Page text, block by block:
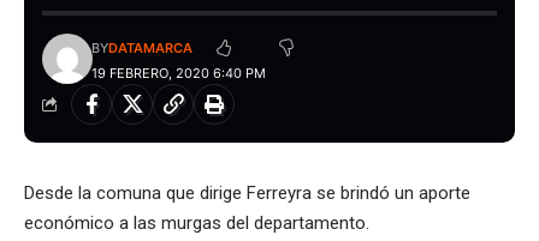
19 FEBRERO, 2020 6:40 PM
BYDATAMARCA
Desde la comuna que dirige Ferreyra se brindó un aporte
económico a las murgas del departamento.